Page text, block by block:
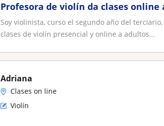
Profesora de violín da clases online
Soy violinista, curso el segundo año del
clases de violín presencial y online a adultos...
Adriana
Clases on line
Violín